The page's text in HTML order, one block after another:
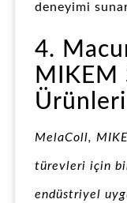
deneyimi
4.
MIKEM
Ürünleri
MelaColl,
türevleri için
endüstriyel